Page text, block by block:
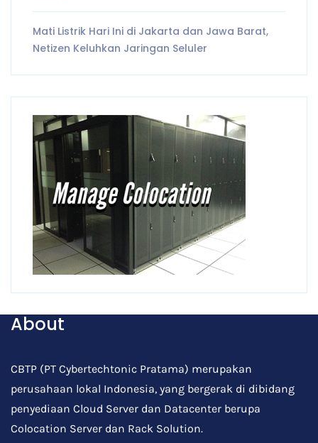
Mati Listrik Hari Ini di Jakarta dan Jawa Barat,
Netizen Keluhkan Jaringan Seluler
About
CBTP (PT Cybertechtonic Pratama) merupakan
perusahaan lokal Indonesia, yang bergerak di dibidang
penyediaan Cloud Server dan Datacenter berupa
Colocation Server dan Rack Solution.